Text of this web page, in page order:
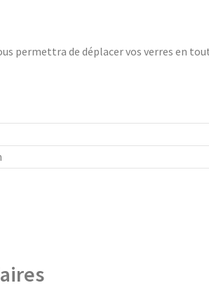
permettra de déplacer vos verres en